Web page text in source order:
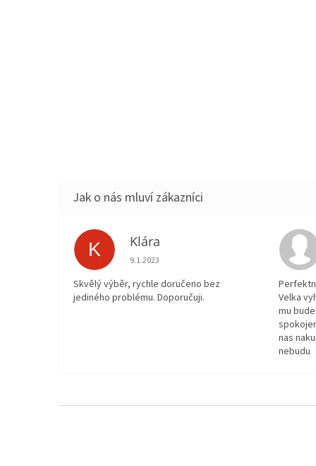
K Klára
Hodnocení obchodu je 5 z 5 hvězdiček.
9.1.2023
Skvělý výběr, rychle doručeno bez
jediného problému. Doporučuji.
Velka
mu
nas
nebudu